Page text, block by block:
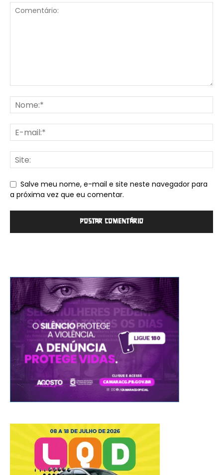
Salve meu nome, e-mail e site neste navegador para
a próxima vez que eu comentar.